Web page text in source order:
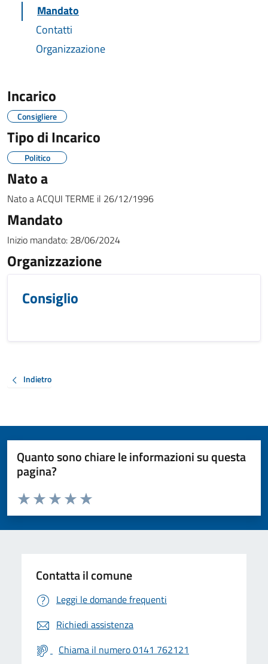
Mandato
Contatti
Organizzazione
Incarico
Consigliere
Tipo di Incarico
Politico
Nato a
Nato aACQUI TERME il 26/12/1996
Mandato
Inizio mandato: 28/06/2024
Organizzazione
Consiglio
Indietro
Quanto sono chiare le informazioni su questa
pagina?
Valuta da 1 a 5 stelle la pagina
Valuta 5 stelle su 5
Valuta 4 stelle su 5
Valuta 3 stelle su 5
Valuta 2 stelle su 5
Valuta 1 stelle su 5
Contatta il comune
Leggi le domande frequenti
Richiedi assistenza
Chiama il numero 0141 762121